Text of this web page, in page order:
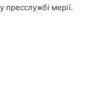
пресслужбі мерії.